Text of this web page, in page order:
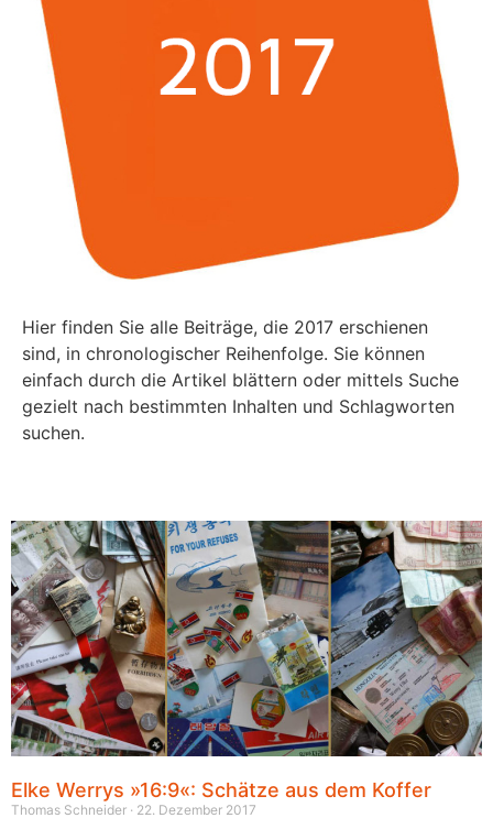
Hier finden Sie alle Beiträge, die 2017 erschienen
sind, in chronologischer Reihenfolge. Sie können
einfach durch die Artikel blättern oder mittels Suche
gezielt nach bestimmten Inhalten und Schlagworten
suchen.
Elke Werrys »16:9«: Schätze aus dem Koffer
Thomas Schneider 22. Dezember 2017